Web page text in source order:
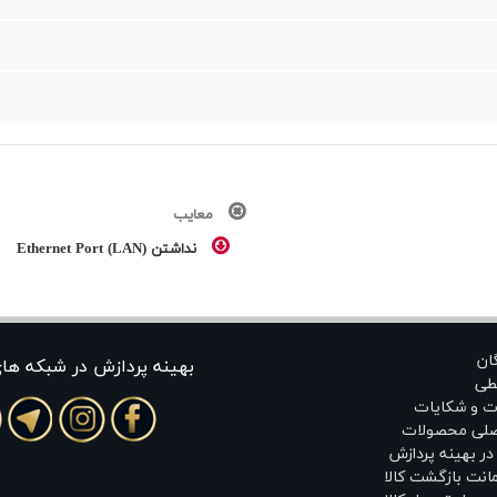
معایب
نداشتن Ethernet Port (LAN)
و شکایات
محصولات
بهینه پردازش
بازگشت کالا
بهينه پردازش در شبکه